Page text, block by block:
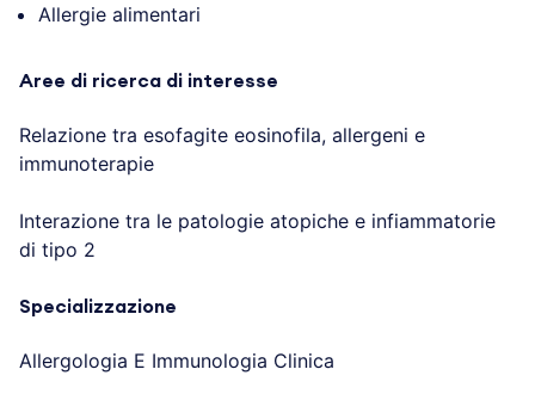
Allergie alimentari
Aree di ricerca di interesse
Relazione tra esofagite eosinofila, allergeni e
immunoterapie
Interazione tra le patologie atopiche e infiammatorie
di tipo 2
Specializzazione
Allergologia E Immunologia Clinica